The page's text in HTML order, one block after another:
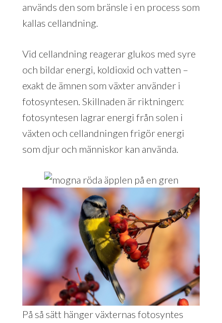
används den som bränsle i en process som
kallas cellandning.
Vid cellandning reagerar glukos med syre
och bildar energi, koldioxid och vatten –
exakt de ämnen som växter använder i
fotosyntesen. Skillnaden är riktningen:
fotosyntesen lagrar energi från solen i
växten och cellandningen frigör energi
som djur och människor kan använda.
På så sätt hänger växternas fotosyntes